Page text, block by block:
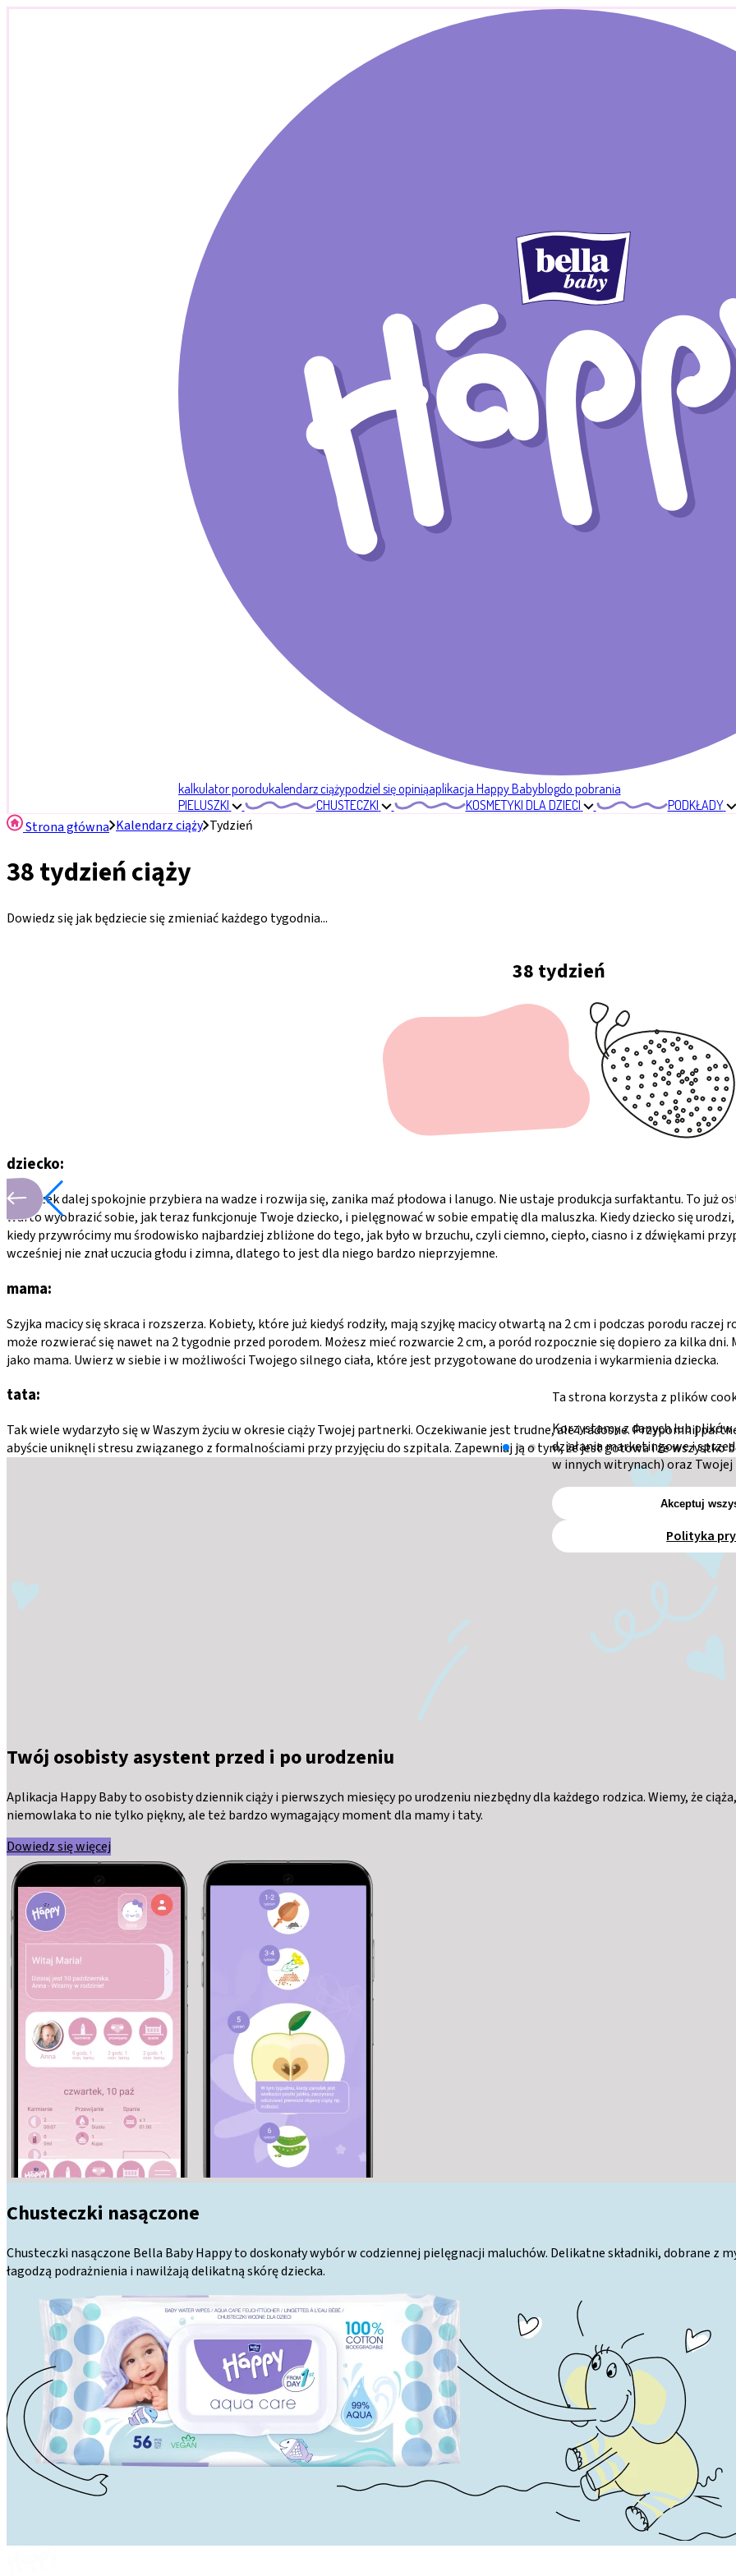
kalkulator porodukalendarz ciążypodziel się opiniąaplikacja Happy Babyblogdo pobrania
PIELUSZKI
CHUSTECZKI KOSMETYKI DLA DZIECI PODKŁADY
Strona główna Kalendarz ciąży Tydzień
38 tydzień ciąży
Dowiedz się jak będziecie się zmieniać każdego tygodnia...
38 tydzień
dziecko:
Maluszek dalej spokojnie przybiera na wadze i rozwija się, zanika maź płodowa i lanugo. Nie ustaje produkcja surfaktantu. To już
Warto wyobrazić sobie, jak teraz funkcjonuje Twoje dziecko, i pielęgnować w sobie empatię dla maluszka. Kiedy dziecko się
kiedy przywrócimy mu środowisko najbardziej zbliżone do tego, jak było w brzuchu, czyli ciemno, ciepło, ciasno i z dźwiękami
wcześniej nie znał uczucia głodu i zimna, dlatego to jest dla niego bardzo nieprzyjemne.
mama:
Szyjka macicy się skraca i rozszerza. Kobiety, które już kiedyś rodziły, mają szyjkę macicy otwartą na 2 cm i podczas porodu
może rozwierać się nawet na 2 tygodnie przed porodem. Możesz mieć rozwarcie 2 cm, a poród rozpocznie się dopiero za kilka dni.
jako mama. Uwierz w siebie i w możliwości Twojego silnego ciała, które jest przygotowane do urodzenia i wykarmienia dziecka.
tata:
Tak wiele wydarzyło się w Waszym życiu w okresie ciąży Twojej partnerki. Oczekiwanie jest trudne, ale i radosne. Przypomnij
abyście uniknęli stresu związanego z formalnościami przy przyjęciu do szpitala. Zapewniaj ją o tym, że jest gotowa i że wszystko
Twój osobisty asystent przed i po urodzeniu
Aplikacja Happy Baby to osobisty dziennik ciąży i pierwszych miesięcy po urodzeniu niezbędny dla każdego rodzica. Wiemy, że
niemowlaka to nie tylko piękny, ale też bardzo wymagający moment dla mamy i taty.
Dowiedz się więcej
Chusteczki nasączone
Chusteczki nasączone Bella Baby Happy to doskonały wybór w codziennej pielęgnacji maluchów. Delikatne składniki, dobrane z
łagodzą podrażnienia i nawilżają delikatną skórę dziecka.
Ta strona korzysta z plików
Korzystamy z danych lub
działania marketingowe i
w innych witrynach) oraz
Akceptuj
Polityka